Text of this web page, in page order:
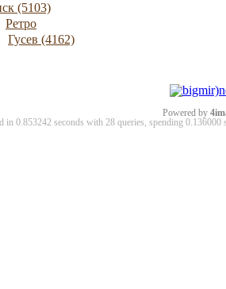
(5103)
Ретро
Гусев (4162)
Powered by
in 0.853242 seconds with 28 queries, spending